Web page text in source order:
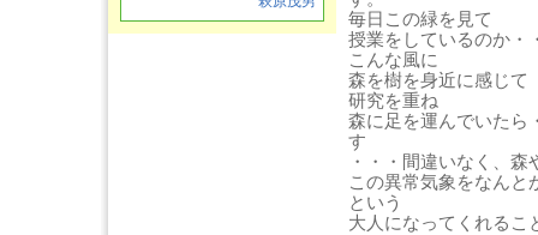
毎日この緑を見て
授業をしているのか・
こんな風に
森を樹を身近に感じて
研究を重ね
森に足を運んでいたら
す
・・・間違いなく、
この異常気象をなんと
という
大人になってくれるこ